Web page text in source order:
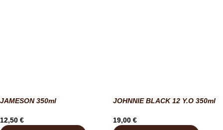
JAMESON 350ml
12,50 €
JOHNNIE BLACK 12 Y.O 350ml
19,00 €